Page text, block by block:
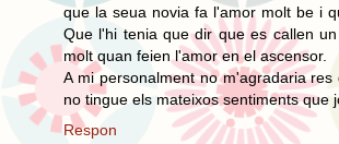
que la seua novia fa l'amor molt be i
Que l'hi tenia que dir que es callen
molt quan feien l'amor en el ascensor.
A mi personalment no m'agradaria
no tingue els mateixos sentiments que
Respon